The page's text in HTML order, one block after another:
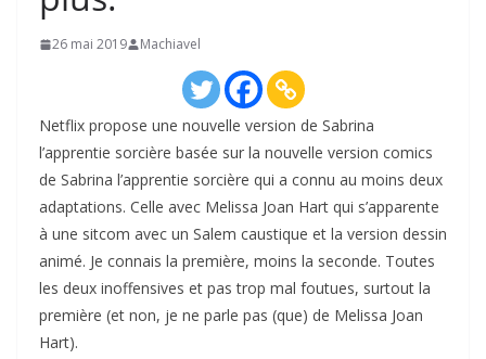
26 mai 2019 Machiavel
Netflix propose une nouvelle version de Sabrina
l’apprentie sorcière basée sur la nouvelle version comics
de Sabrina l’apprentie sorcière qui a connu au moins deux
adaptations. Celle avec Melissa Joan Hart qui s’apparente
à une sitcom avec un Salem caustique et la version dessin
animé. Je connais la première, moins la seconde. Toutes
les deux inoffensives et pas trop mal foutues, surtout la
première (et non, je ne parle pas (que) de Melissa Joan
Hart).